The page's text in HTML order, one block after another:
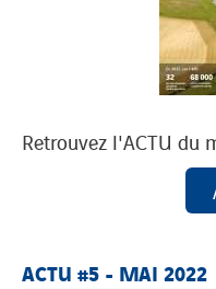
Retrouvez l'ACTU du
ACTU #5 - MAI 2022